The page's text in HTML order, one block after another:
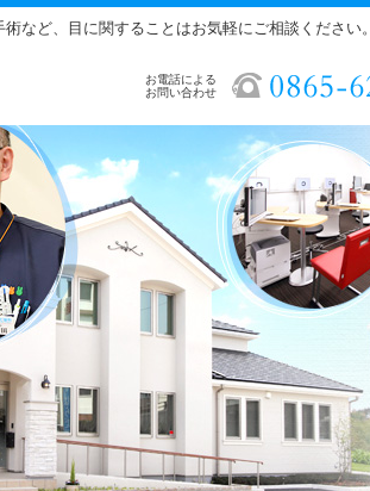
など、目に関することはお気軽にご相談ください。
お電話による
お問い合わせ